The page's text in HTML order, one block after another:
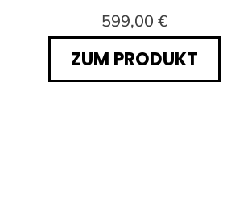
599,00 €
ZUM PRODUKT